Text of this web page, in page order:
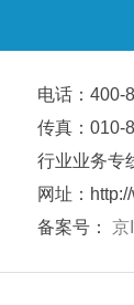
电话：400-
传真：010-
行业业务专
网址：
备案号： 京